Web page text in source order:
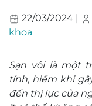
22/03/2024 |
khoa
Sạn vôi là một
tính, hiếm khi
đến thị lực của